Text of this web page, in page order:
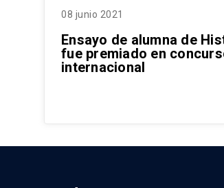
08 junio 2021
Ensayo de alumna de
fue premiado en
internacional